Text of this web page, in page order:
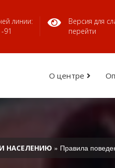
линии:
91
Версия для
перейти
О центре
НАСЕЛЕНИЮ » Правила